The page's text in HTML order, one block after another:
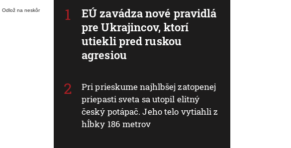
Odlož na neskôr
EÚ zavádza nové pravidlá
pre Ukrajincov, ktorí
utiekli pred ruskou
agresiou
Pri prieskume najhlbšej zatopenej
priepasti sveta sa utopil elitný
český potápač. Jeho telo vytiahli z
hĺbky 186 metrov